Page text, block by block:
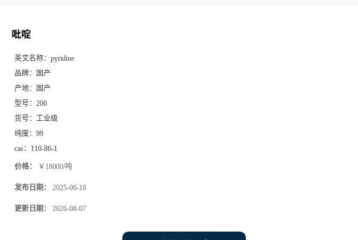
吡啶
英文名称： pyridine
品牌：
国产
产地：
国产
型号： 200
货号： 工业级
纯度： 99
cas： 110-86-1
价格： ￥18000/吨
发布日期： 2025-06-18
更新日期： 2026-08-07